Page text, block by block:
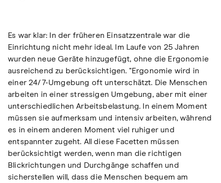
Es war klar: In der früheren Einsatzzentrale war die
Einrichtung nicht mehr ideal. Im Laufe von 25 Jahren
wurden neue Geräte hinzugefügt, ohne die Ergonomie
ausreichend zu berücksichtigen. "Ergonomie wird in
einer 24/7-Umgebung oft unterschätzt. Die Menschen
arbeiten in einer stressigen Umgebung, aber mit einer
unterschiedlichen Arbeitsbelastung. In einem Moment
müssen sie aufmerksam und intensiv arbeiten, während
es in einem anderen Moment viel ruhiger und
entspannter zugeht. All diese Facetten müssen
berücksichtigt werden, wenn man die richtigen
Blickrichtungen und Durchgänge schaffen und
sicherstellen will, dass die Menschen bequem am